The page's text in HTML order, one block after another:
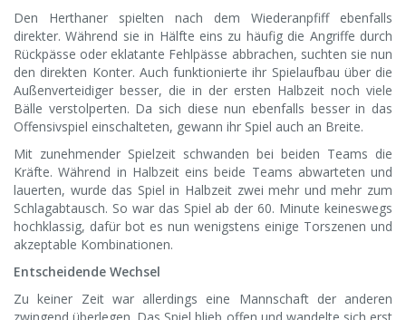
Den Herthaner spielten nach dem Wiederanpfiff ebenfalls
direkter. Während sie in Hälfte eins zu häufig die Angriffe durch
Rückpässe oder eklatante Fehlpässe abbrachen, suchten sie nun
den direkten Konter. Auch funktionierte ihr Spielaufbau über die
Außenverteidiger besser, die in der ersten Halbzeit noch viele
Bälle verstolperten. Da sich diese nun ebenfalls besser in das
Offensivspiel einschalteten, gewann ihr Spiel auch an Breite.
Mit zunehmender Spielzeit schwanden bei beiden Teams die
Kräfte. Während in Halbzeit eins beide Teams abwarteten und
lauerten, wurde das Spiel in Halbzeit zwei mehr und mehr zum
Schlagabtausch. So war das Spiel ab der 60. Minute keineswegs
hochklassig, dafür bot es nun wenigstens einige Torszenen und
akzeptable Kombinationen.
Entscheidende Wechsel
Zu keiner Zeit war allerdings eine Mannschaft der anderen